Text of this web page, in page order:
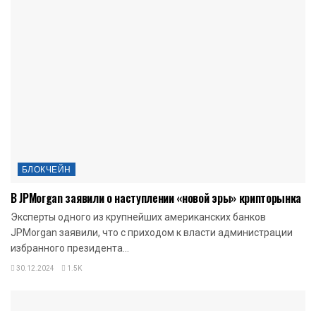
БЛОКЧЕЙН
В JPMorgan заявили о наступлении «новой эры» крипторынка
Эксперты одного из крупнейших американских банков
JPMorgan заявили, что с приходом к власти администрации
избранного президента...
30.12.2024 1.5K